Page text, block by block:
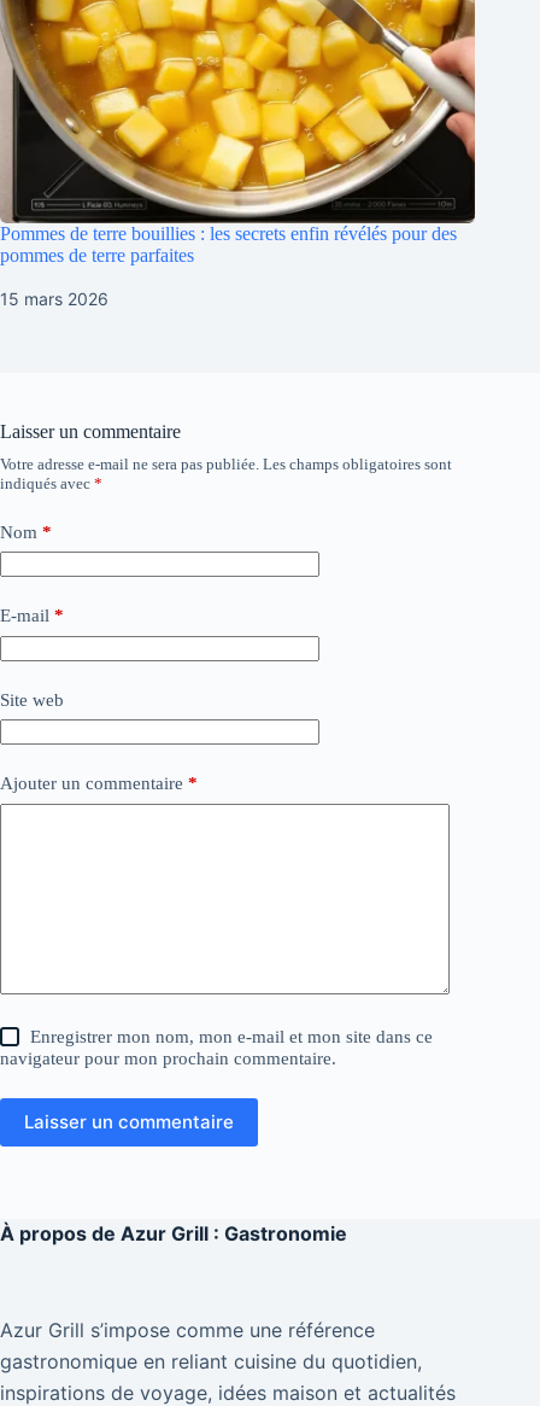
Pommes de terre bouillies : les secrets enfin révélés pour des
pommes de terre parfaites
15 mars 2026
Laisser un commentaire
Votre adresse e-mail ne sera pas publiée. Les champs obligatoires sont
indiqués avec *
Nom *
E-mail *
Site web
Ajouter un commentaire *
Enregistrer mon nom, mon e-mail et mon site dans ce
navigateur pour mon prochain commentaire.
Laisser un commentaire
À propos de Azur Grill : Gastronomie
Azur Grill s’impose comme une référence
gastronomique en reliant cuisine du quotidien,
inspirations de voyage, idées maison et actualités